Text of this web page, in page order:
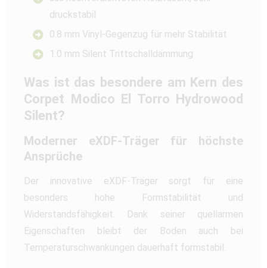
druckstabil
0.8 mm Vinyl-Gegenzug für mehr Stabilität
1.0 mm Silent Trittschalldämmung
Was ist das besondere am Kern des
Corpet Modico El Torro Hydrowood
Silent?
Moderner eXDF-Träger für höchste
Ansprüche
Der innovative eXDF-Träger sorgt für eine
besonders hohe Formstabilität und
Widerstandsfähigkeit. Dank seiner quellarmen
Eigenschaften bleibt der Boden auch bei
Temperaturschwankungen dauerhaft formstabil.